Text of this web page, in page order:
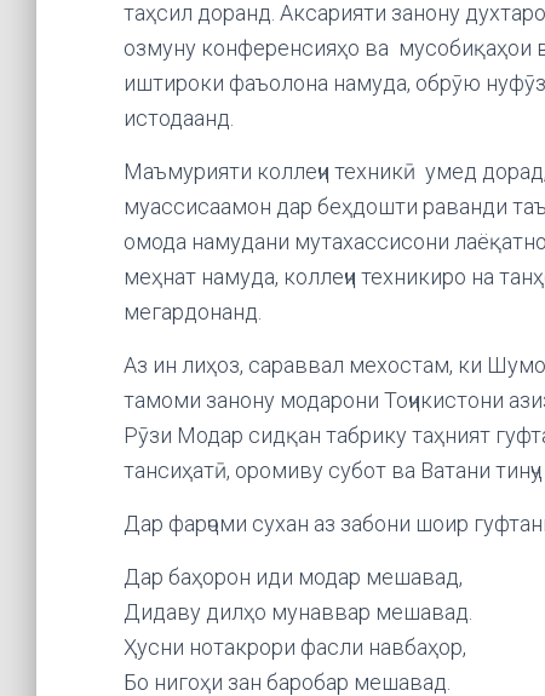
таҳсил доранд. Аксарияти занону
озмуну конференсияҳо ва мусобиқаҳои
иштироки фаъолона намуда, обрӯю
истодаанд.
Маъмурияти коллеҷи техникӣ умед
муассисаамон дар беҳдошти раванди
омода намудани мутахассисони
меҳнат намуда, коллеҷи техникиро на
мегардонанд.
Аз ин лиҳоз, сараввал мехостам, ки
тамоми занону модарони Тоҷикистони
Рӯзи Модар сидқан табрику таҳният
тансиҳатӣ, оромиву субот ва Ватани
Дар фарҷоми сухан аз забони шоир
Дар баҳорон иди модар мешавад,
Дидаву дилҳо мунаввар мешавад.
Ҳусни нотакрори фасли навбаҳор,
Бо нигоҳи зан баробар мешавад.